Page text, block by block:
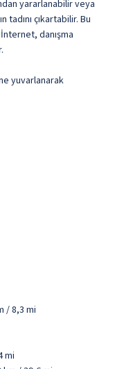
yararlanabilir veya
çıkartabilir. Bu
danışma
yuvarlanarak
/ 8,3 mi
mi